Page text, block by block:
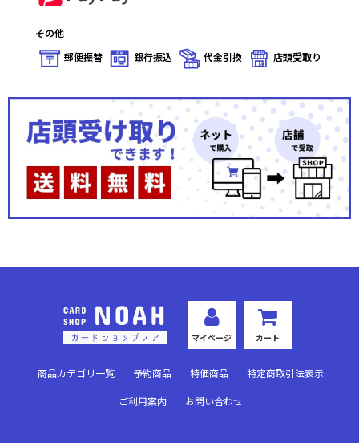
その他
郵便振替
銀行振込 代金引換 店頭受取り
マイページ カート
商品カテゴリ一覧 予約商品 特価商品 特定商取引法表示
ご利用案内 お問い合わせ